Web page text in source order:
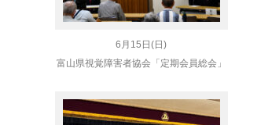
6月15日(日)
富山県視覚障害者協会「定期会員総会」